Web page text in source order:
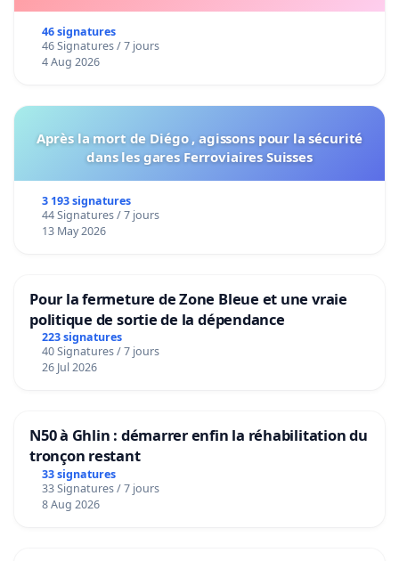
46 signatures
46 Signatures / 7 jours
4 Aug 2026
Après la mort de Diégo , agissons pour la sécurité
dans les gares Ferroviaires Suisses
3 193 signatures
44 Signatures / 7 jours
13 May 2026
Pour la fermeture de Zone Bleue et une vraie
politique de sortie de la dépendance
223 signatures
40 Signatures / 7 jours
26 Jul 2026
N50 à Ghlin : démarrer enfin la réhabilitation du
tronçon restant
33 signatures
33 Signatures / 7 jours
8 Aug 2026